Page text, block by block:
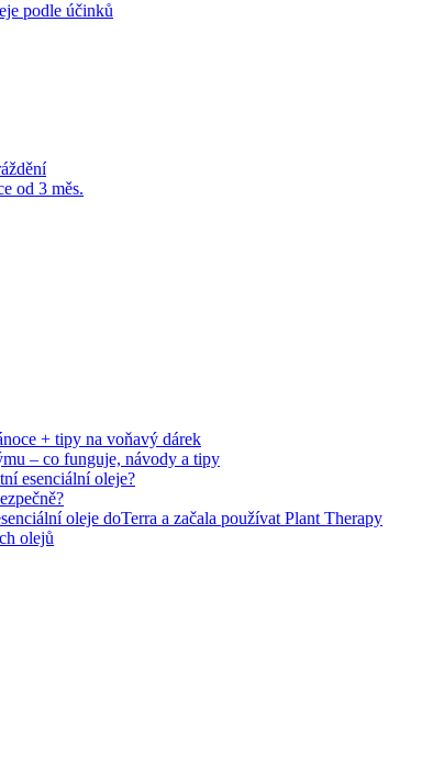
podle účinků
od 3 měs.
+ tipy na voňavý dárek
– co funguje, návody a tipy
esenciální oleje?
oleje doTerra a začala používat Plant Therapy
olejů